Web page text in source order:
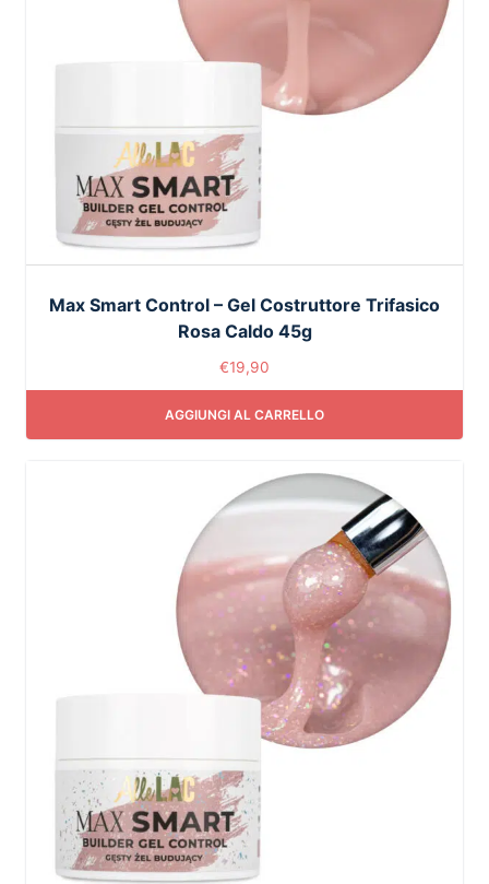
Max Smart Control – Gel Costruttore Trifasico
Rosa Caldo 45g
€19,90
AGGIUNGI AL CARRELLO